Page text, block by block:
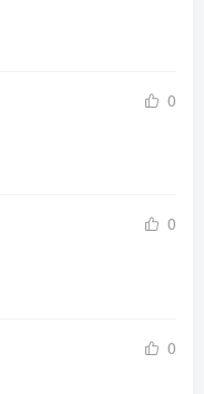
0
0
0